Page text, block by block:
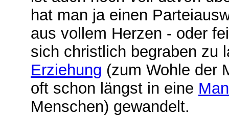
hat man ja einen
aus vollem Herzen - oder
sich christlich begraben zu
Erziehung (zum Wohle der
oft schon längst in eine
Menschen) gewandelt.